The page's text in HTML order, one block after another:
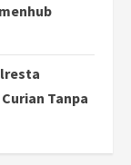
Tanpa